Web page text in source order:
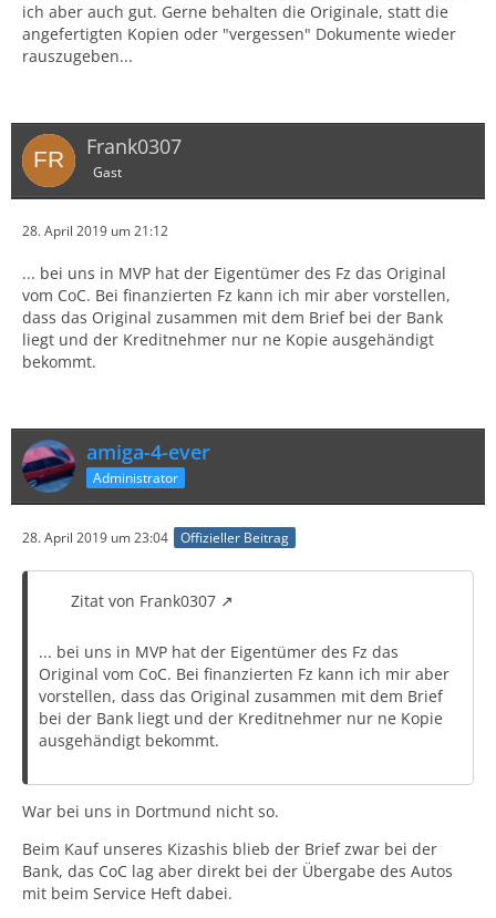
ich aber auch gut. Gerne behalten die Originale, statt die
angefertigten Kopien oder "vergessen" Dokumente wieder
rauszugeben...
Frank0307
Gast
28. April 2019 um 21:12
... bei uns in MVP hat der Eigentümer des Fz das Original
vom CoC. Bei finanzierten Fz kann ich mir aber vorstellen,
dass das Original zusammen mit dem Brief bei der Bank
liegt und der Kreditnehmer nur ne Kopie ausgehändigt
bekommt.
amiga-4-ever
Administrator
28. April 2019 um 23:04 Offizieller Beitrag
Zitat von Frank0307
... bei uns in MVP hat der Eigentümer des Fz das
Original vom CoC. Bei finanzierten Fz kann ich mir aber
vorstellen, dass das Original zusammen mit dem Brief
bei der Bank liegt und der Kreditnehmer nur ne Kopie
ausgehändigt bekommt.
War bei uns in Dortmund nicht so.
Beim Kauf unseres Kizashis blieb der Brief zwar bei der
Bank, das CoC lag aber direkt bei der Übergabe des Autos
mit beim Service Heft dabei.